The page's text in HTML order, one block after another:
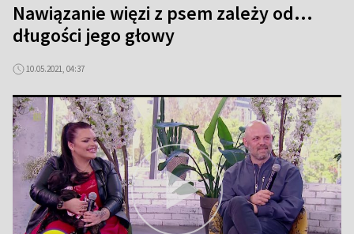
Nawiązanie więzi z psem zależy od...
długości jego głowy
10.05.2021, 04:37